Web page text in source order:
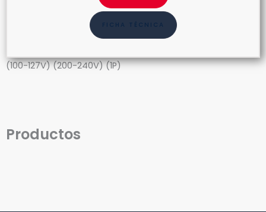
FICHA TÉCNICA
(100-127V) (200-240V) (1P)
Productos